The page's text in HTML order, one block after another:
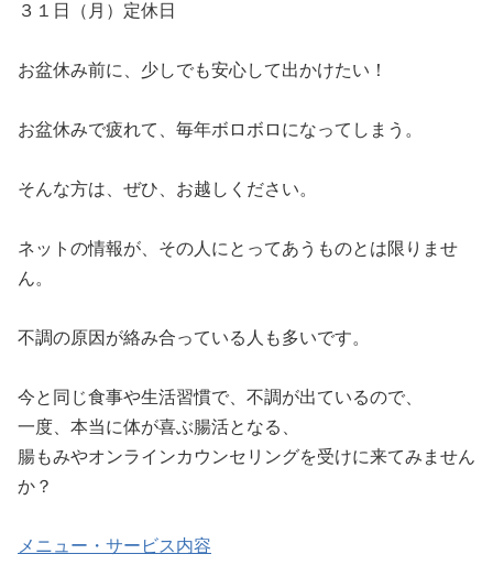
３１日（月）定休日
お盆休み前に、少しでも安心して出かけたい！
お盆休みで疲れて、毎年ボロボロになってしまう。
そんな方は、ぜひ、お越しください。
ネットの情報が、その人にとってあうものとは限りませ
ん。
不調の原因が絡み合っている人も多いです。
今と同じ食事や生活習慣で、不調が出ているので、
一度、本当に体が喜ぶ腸活となる、
腸もみやオンラインカウンセリングを受けに来てみません
か？
メニュー・サービス内容